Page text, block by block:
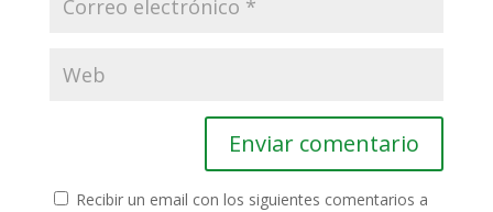
Recibir un email con los siguientes comentarios a